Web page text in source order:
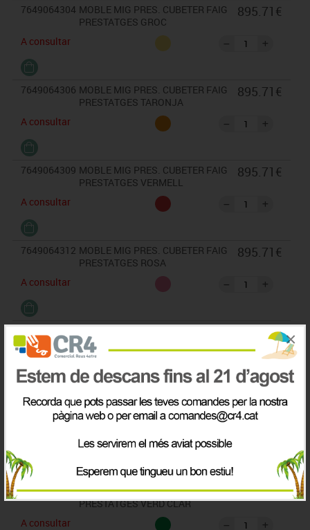
×
7649064304 MOBLE MIG PRES. CUBETER FAIG
PRESTATGES GROC
A consultar
895.71€
7649064306 MOBLE MIG PRES. CUBETER FAIG
PRESTATGES TARONJA
A consultar
895.71€
7649064309 MOBLE MIG PRES. CUBETER FAIG
PRESTATGES VERMELL
A consultar
895.71€
7649064312 MOBLE MIG PRES. CUBETER FAIG
PRESTATGES ROSA
A consultar
895.71€
PRESTATGES BLAU CLAR
A consultar
895.71€
7649064318 MOBLE MIG PRES. CUBETER FAIG
PRESTATGES BLAU FOSC
895.71€
7649064322 MOBLE MIG PRES. CUBETER FAIG
PRESTATGES VERD CLAR
A consultar
895.71€